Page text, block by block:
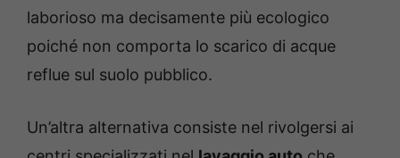
laborioso ma decisamente più ecologico
poiché non comporta lo scarico di acque
reflue sul suolo pubblico.
Un’altra alternativa consiste nel rivolgersi ai